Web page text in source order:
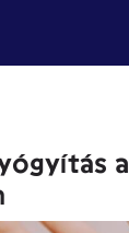
a